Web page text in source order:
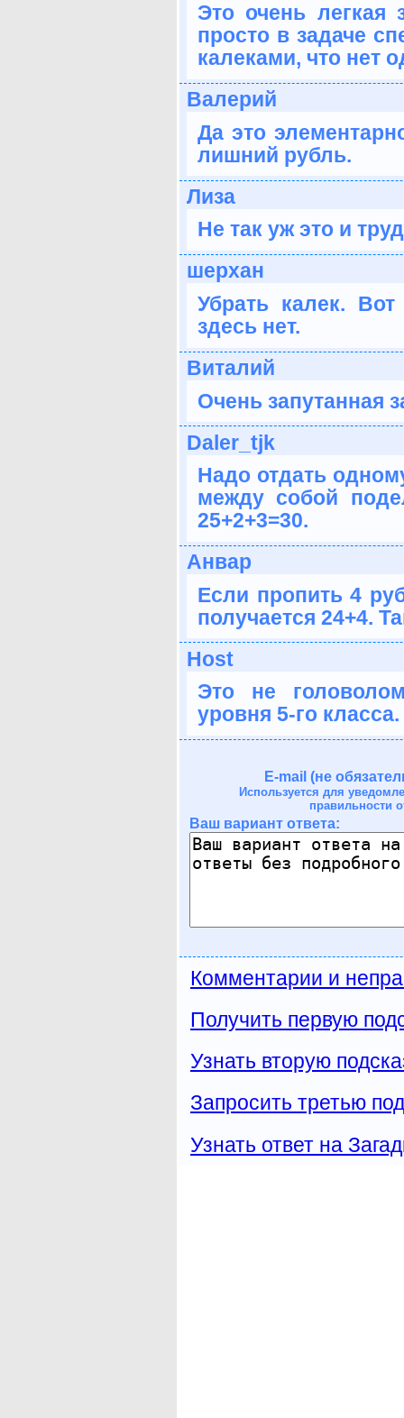
Это очень легкая
просто в задаче
калеками, что нет
Валерий
Да это
лишний рубль.
Лиза
Не так уж это и
шерхан
Убрать калек.
здесь нет.
Виталий
Очень запутанная
Daler_tjk
Надо отдать
между собой
25+2+3=30.
Анвар
Если пропить 4
получается 24+4.
Host
Это не
уровня 5-го класса.
E-mail (не
Используется для
правильности
Ваш вариант ответа:
Комментарии и
Получить первую
Узнать вторую
Запросить третью
Узнать ответ на